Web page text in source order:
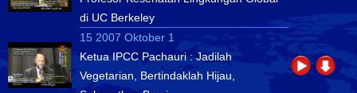
di UC Berkeley
15 2007 Oktober 1
Ketua IPCC Pachauri : Jadilah
Vegetarian, Bertindaklah Hijau,